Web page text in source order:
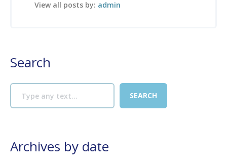
View all posts by: admin
Search
Archives by date